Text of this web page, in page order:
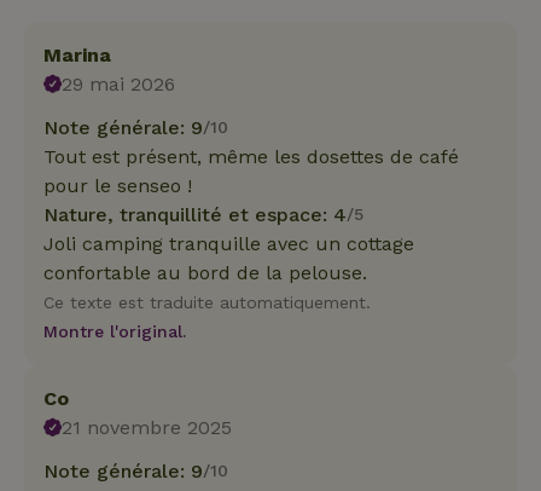
Marina
29 mai 2026
Note générale: 9/10
Tout est présent, même les dosettes de café
pour le senseo !
Nature, tranquillité et espace: 4/5
Joli camping tranquille avec un cottage
confortable au bord de la pelouse.
Ce texte est traduite automatiquement.
Montre l'original.
Co
21 novembre 2025
Note générale: 9/10